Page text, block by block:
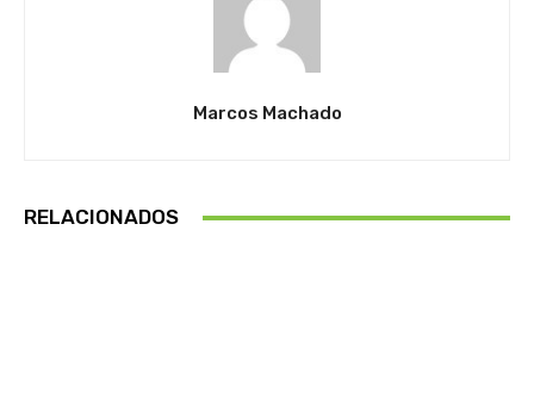
Marcos Machado
RELACIONADOS